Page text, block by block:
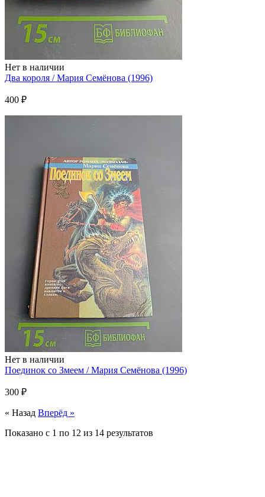
Нет в наличии
Два короля / Мария Семёнова (1996)
400 ₽
Нет в наличии
Поединок со Змеем / Мария Семёнова (1996)
300 ₽
« Назад Вперёд »
Показано с 1 по 12 из 14 результатов